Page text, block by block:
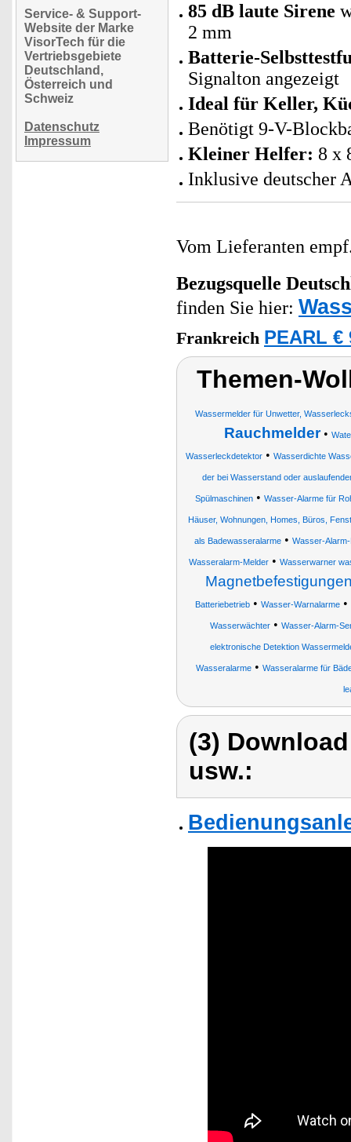
Service- & Support-
Website der Marke
VisorTech für die
Vertriebsgebiete
Deutschland,
Österreich und
Schweiz
Datenschutz
Impressum
85 dB laute Sirene
2 mm
Batterie-
Signalton angezeigt
Ideal für Keller,
Benötigt 9-V-
Kleiner Helfer: 8 x
Inklusive deutscher
Vom Lieferanten
Bezugsquelle
finden Sie hier:
Frankreich PEARL €
Themen-
Wassermelder für Unwetter,
Rauchmelder•
Wasserleckdetektor • Wasserdichte
der bei Wasserstand oder
Spülmaschinen • Wasser-Alarme für
Häuser, Wohnungen, Homes, Büros,
als Badewasseralarme • Wasser-
Wasseralarm-Melder• Wasserwarner
Batteriebetrieb • Wasser-Warnalarme •
Wasserwächter • Wasser-Alarm-
elektronische Detektion
Wasseralarme• Wasseralarme für
(3)
usw.: